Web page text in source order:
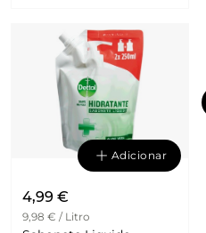
Adicionar
4,99 €
9,98 € / Litro